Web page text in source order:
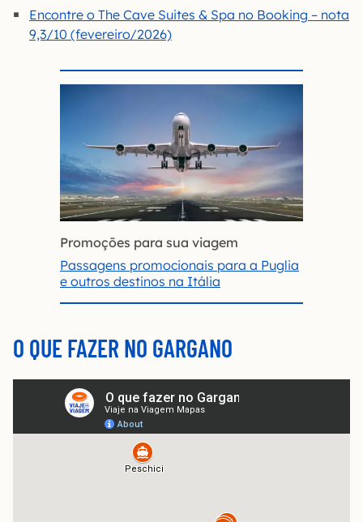
Encontre o The Cave Suites & Spa no Booking – nota
9,3/10 (fevereiro/2026)
Promoções para sua viagem
Passagens promocionais para a Puglia
e outros destinos na Itália
O QUE FAZER NO GARGANO